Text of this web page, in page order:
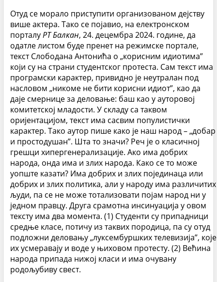
Отуд се морало приступити организованом дејству
више актера. Тако се појавио, на електронском
порталуРТ Балкан, 24. децембра 2024. године, да
одатле листом буде пренет на режимске портале,
текст Слободана Антонића о „корисним идиотима”
који су на страни студентског протеста. Сам текст има
програмски карактер, привидно је неутралан под
насловом „никоме не бити корисни идиот”, као да
даје смернице за деловање: баш као у ауторовој
комитетској младости. У складу са таквом
оријентацијом, текст има сасвим популистички
карактер. Тако аутор пише како је наш народ – „добар
и простодушан”. Шта то значи? Реч је о класичној
грешци хипергенерализације. Ако има добрих
народа, онда има и злих народа. Како се то може
уопште казати? Има добрих и злих појединаца или
добрих и злих политика, али у народу има различитих
људи, па се не може тотализовати појам народ ни у
једном правцу. Друга срамотна инсинуација у овом
тексту има два момента. (1) Студенти су припадници
средње класе, потичу из таквих породица, па су отуд
подложни деловању „луксембуршких телевизија”, које
их усмеравају и воде у њиховом протесту. (2) Већина
народа припада нижој класи и има очувану
родољубиву свест.